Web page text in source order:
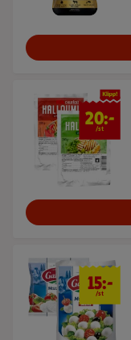
20 kr/st
20:-
/st
15 kr/st
15:-
/st